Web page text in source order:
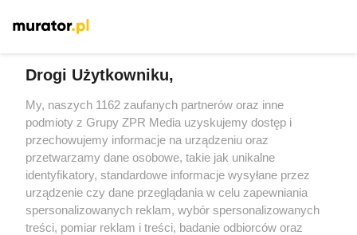
Drogi Użytkowniku,
My, naszych 1162 zaufanych partnerów oraz inne
podmioty z Grupy ZPR Media uzyskujemy dostęp i
przechowujemy informacje na urządzeniu oraz
przetwarzamy dane osobowe, takie jak unikalne
identyfikatory, standardowe informacje wysyłane przez
urządzenie czy dane przeglądania w celu zapewniania
spersonalizowanych reklam, wybór spersonalizowanych
treści, pomiar reklam i treści, badanie odbiorców oraz